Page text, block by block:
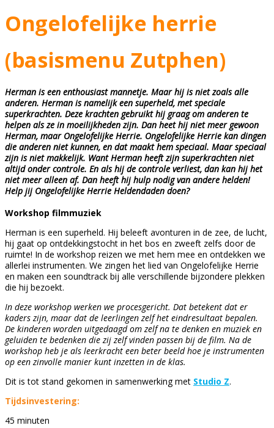
Ongelofelijke herrie
(basismenu Zutphen)
Herman is een enthousiast mannetje. Maar hij is niet zoals alle
anderen. Herman is namelijk een superheld, met speciale
superkrachten. Deze krachten gebruikt hij graag om anderen te
helpen als ze in moeilijkheden zijn. Dan heet hij niet meer gewoon
Herman, maar Ongelofelijke Herrie. Ongelofelijke Herrie kan dingen
die anderen niet kunnen, en dat maakt hem speciaal. Maar speciaal
zijn is niet makkelijk. Want Herman heeft zijn superkrachten niet
altijd onder controle. En als hij de controle verliest, dan kan hij het
niet meer alleen af. Dan heeft hij hulp nodig van andere helden!
Help jij Ongelofelijke Herrie Heldendaden doen?
Workshop filmmuziek
Herman is een superheld. Hij beleeft avonturen in de zee, de lucht,
hij gaat op ontdekkingstocht in het bos en zweeft zelfs door de
ruimte! In de workshop reizen we met hem mee en ontdekken we
allerlei instrumenten. We zingen het lied van Ongelofelijke Herrie
en maken een soundtrack bij alle verschillende bijzondere plekken
die hij bezoekt.
In deze workshop werken we procesgericht. Dat betekent dat er
kaders zijn, maar dat de leerlingen zelf het eindresultaat bepalen.
De kinderen worden uitgedaagd om zelf na te denken en muziek en
geluiden te bedenken die zij zelf vinden passen bij de film. Na de
workshop heb je als leerkracht een beter beeld hoe je instrumenten
op een zinvolle manier kunt inzetten in de klas.
Dit is tot stand gekomen in samenwerking met Studio Z.
Tijdsinvestering:
45 minuten